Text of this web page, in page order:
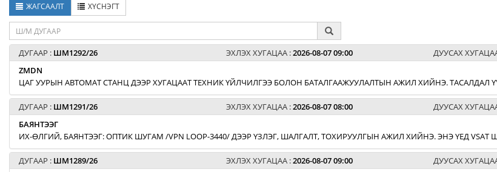
ЖАГСААЛТ ХҮСНЭГТ
ДУГААР : ШМ1292/26 ЭХЛЭХ ХУГАЦАА :2026-08-07 09:00 ДУУСАХ
ZMDN
ЦАГ УУРЫН АВТОМАТ СТАНЦ ДЭЭР ХУГАЦААТ ТЕХНИК ҮЙЛЧИЛГЭЭ БОЛОН БАТАЛГААЖУУЛАЛТЫН АЖИЛ ХИЙНЭ. ТАСАЛДАЛ
ДУГААР : ШМ1291/26 ЭХЛЭХ ХУГАЦАА :2026-08-07 08:00 ДУУСАХ
БАЯНТЭЭГ
ИХ-ӨЛГИЙ, БАЯНТЭЭГ: ОПТИК ШУГАМ /VPN LOOP-3440/ ДЭЭР ҮЗЛЭГ, ШАЛГАЛТ, ТОХИРУУЛГЫН АЖИЛ ХИЙНЭ. ЭНЭ ҮЕД
ДУГААР : ШМ1289/26 ЭХЛЭХ ХУГАЦАА :2026-08-07 09:00 ДУУСАХ